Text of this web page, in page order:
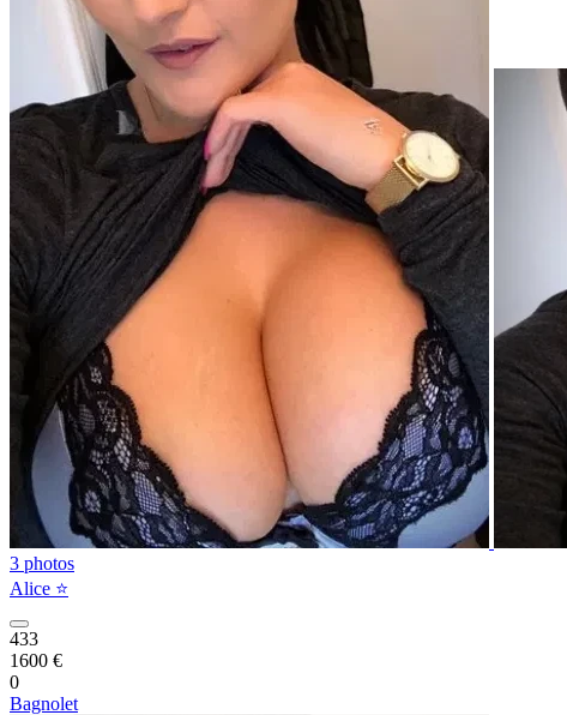
3 photos
Alice ⭐️
433
1600 €
0
Bagnolet